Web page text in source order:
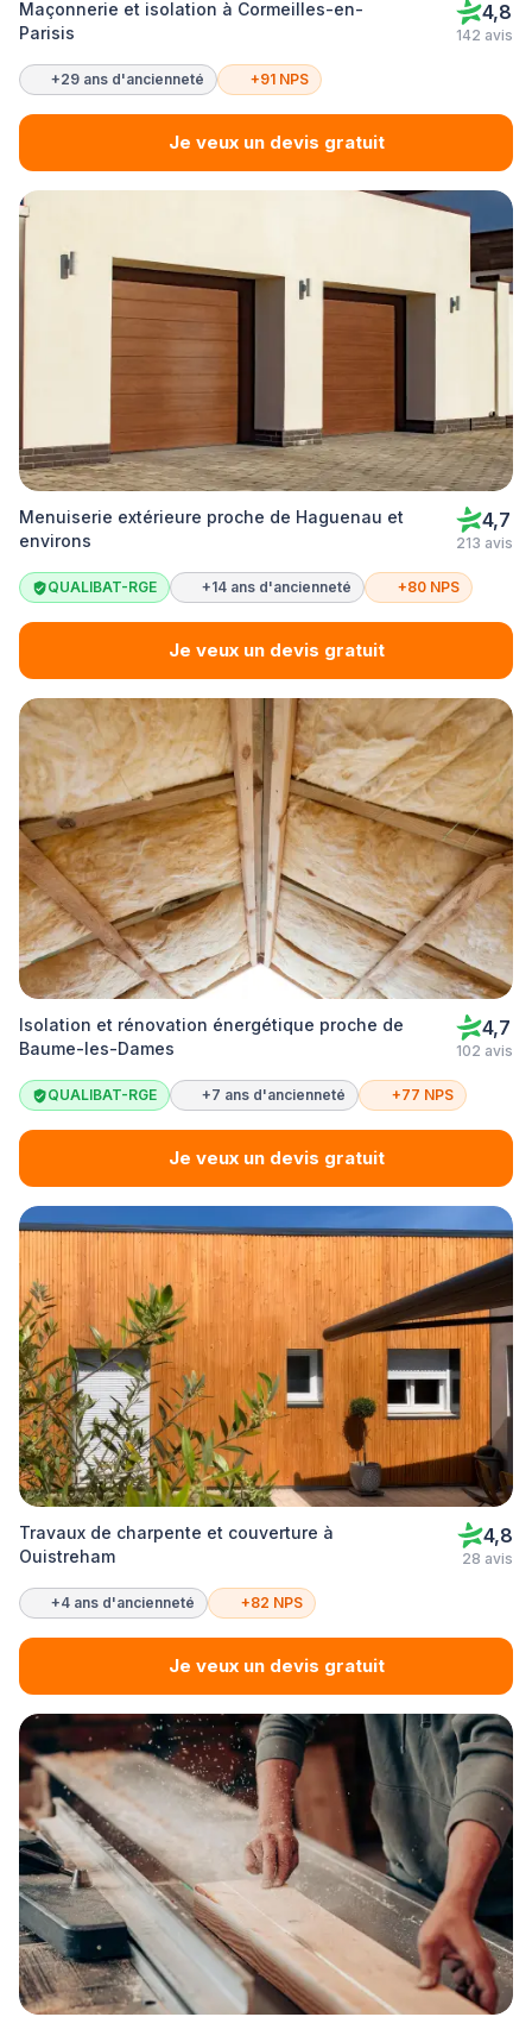
Maçonnerie et isolation à Cormeilles-en-
Parisis
4,8
142 avis
+29 ans d'ancienneté +91 NPS
Je veux un devis gratuit
Menuiserie extérieure proche de Haguenau et
environs
4,7
213 avis
QUALIBAT-RGE +14 ans d'ancienneté +80 NPS
Je veux un devis gratuit
Isolation et rénovation énergétique proche de
Baume-les-Dames
4,7
102 avis
QUALIBAT-RGE +7 ans d'ancienneté +77 NPS
Je veux un devis gratuit
Travaux de charpente et couverture à
Ouistreham
4,8
28 avis
+4 ans d'ancienneté +82 NPS
Je veux un devis gratuit